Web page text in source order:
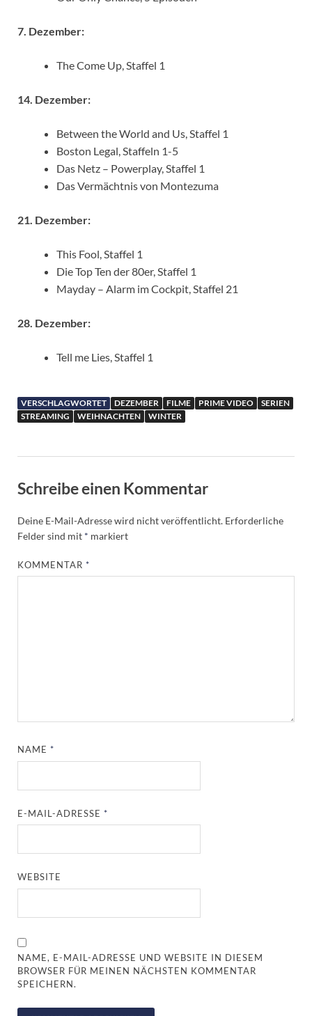
7. Dezember:
The Come Up, Staffel 1
14. Dezember:
Between the World and Us, Staffel 1
Boston Legal, Staffeln 1-5
Das Netz – Powerplay, Staffel 1
Das Vermächtnis von Montezuma
21. Dezember:
This Fool, Staffel 1
Die Top Ten der 80er, Staffel 1
Mayday – Alarm im Cockpit, Staffel 21
28. Dezember:
Tell me Lies, Staffel 1
VERSCHLAGWORTET DEZEMBER FILME PRIME VIDEO
SERIEN
STREAMING
WEIHNACHTEN WINTER
Schreibe einen Kommentar
Deine E-Mail-Adresse wird nicht veröffentlicht. Erforderliche
Felder sind mit * markiert
KOMMENTAR*
NAME*
E-MAIL-ADRESSE*
WEBSITE
NAME, E-MAIL-ADRESSE UND WEBSITE IN DIESEM
BROWSER FÜR MEINEN NÄCHSTEN KOMMENTAR
SPEICHERN.